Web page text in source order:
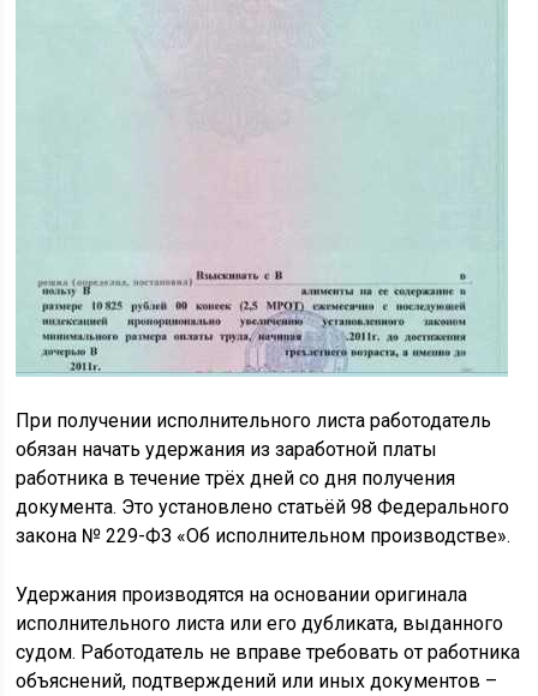
При получении исполнительного листа работодатель
обязан начать удержания из заработной платы
работника в течение трёх дней со дня получения
документа. Это установлено статьёй 98 Федерального
закона № 229-ФЗ «Об исполнительном производстве».
Удержания производятся на основании оригинала
исполнительного листа или его дубликата, выданного
судом. Работодатель не вправе требовать от работника
объяснений, подтверждений или иных документов –